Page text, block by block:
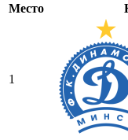
Место
1